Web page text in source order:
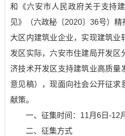
和《六安市人民政府关于支持
见》（六政秘〔2020〕36号）
大区内建筑业企业，实现建筑业
发区实际，六安市住建局开发区
济技术开发区支持建筑业高质量
意见稿），现面向社会公开征求
献策。
一、征集时间：11月6日-12
二、征集方式